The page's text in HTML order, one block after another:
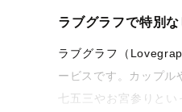
ラブグラフで特別
ラブグラフ（
ービスです。カップル
七五三やお宮参りと